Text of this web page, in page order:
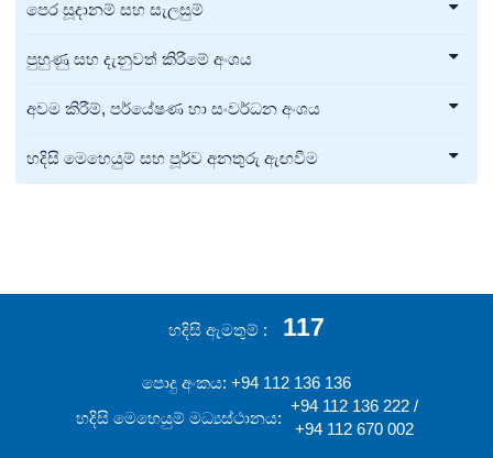
පෙර සූදානම් සහ සැලසුම්
පුහුණු සහ දැනුවත් කිරීමේ අංශය
අවම කිරීම්, පර්යේෂණ හා සංවර්ධන අංශය
හදිසි මෙහෙයුම් සහ පූර්ව අනතුරු ඇඟවීම
හදිසි ඇමතුම් 117
පොදු අංකය: +94 112 136 136
හදිසි මෙහෙයුම් මධ්‍යස්ථානය:
+94 112 136 222 /
+94 112 670 002